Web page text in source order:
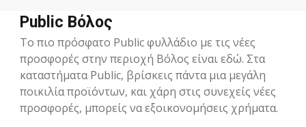
Public Βόλος
Το πιο πρόσφατο Public φυλλάδιο με τις νέες
προσφορές στην περιοχή Βόλος είναι εδώ. Στα
καταστήματα Public, βρίσκεις πάντα μια μεγάλη
ποικιλία προϊόντων, και χάρη στις συνεχείς νέες
προσφορές, μπορείς να εξοικονομήσεις χρήματα.